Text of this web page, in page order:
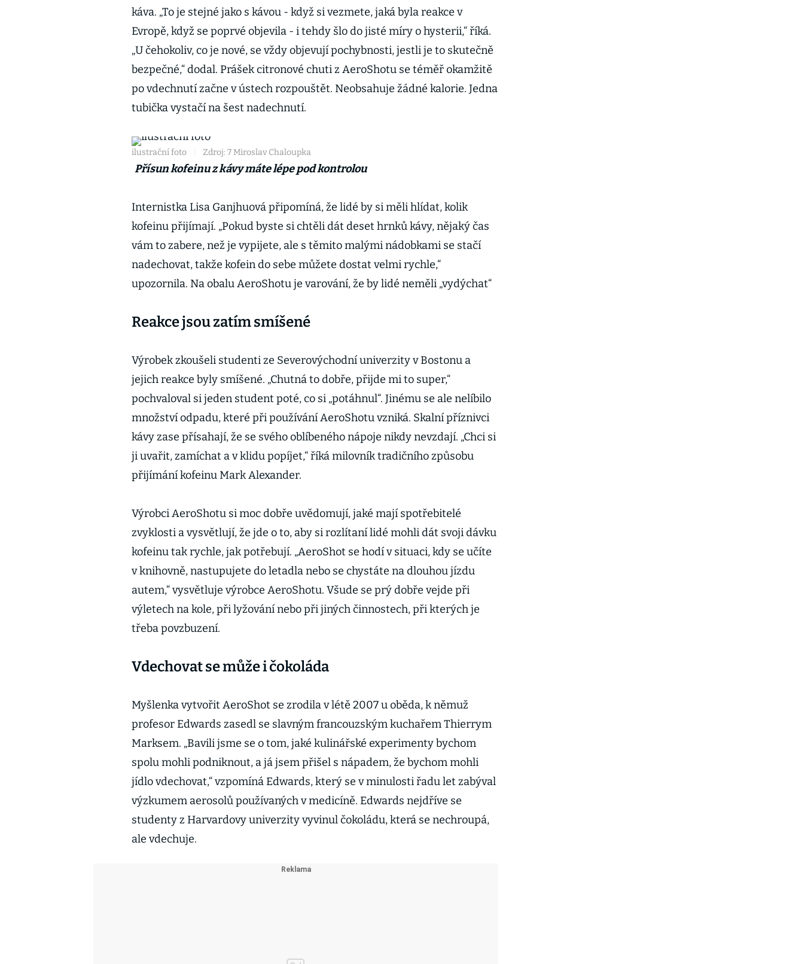
káva. „To je stejné jako s kávou - když si vezmete, jaká byla reakce v
Evropě, když se poprvé objevila - i tehdy šlo do jisté míry o hysterii,“ říká.
„U čehokoliv, co je nové, se vždy objevují pochybnosti, jestli je to skutečně
bezpečné,“ dodal. Prášek citronové chuti z AeroShotu se téměř okamžitě
po vdechnutí začne v ústech rozpouštět. Neobsahuje žádné kalorie. Jedna
tubička vystačí na šest nadechnutí.
ilustrační foto Zdroj: 7 Miroslav Chaloupka
Přísun kofeinu z kávy máte lépe pod kontrolou
Internistka Lisa Ganjhuová připomíná, že lidé by si měli hlídat, kolik
kofeinu přijímají. „Pokud byste si chtěli dát deset hrnků kávy, nějaký čas
vám to zabere, než je vypijete, ale s těmito malými nádobkami se stačí
nadechovat, takže kofein do sebe můžete dostat velmi rychle,“
upozornila. Na obalu AeroShotu je varování, že by lidé neměli „vydýchat“
Reakce jsou zatím smíšené
Výrobek zkoušeli studenti ze Severovýchodní univerzity v Bostonu a
jejich reakce byly smíšené. „Chutná to dobře, přijde mi to super,“
pochvaloval si jeden student poté, co si „potáhnul“. Jinému se ale nelíbilo
množství odpadu, které při používání AeroShotu vzniká. Skalní příznivci
kávy zase přísahají, že se svého oblíbeného nápoje nikdy nevzdají. „Chci si
ji uvařit, zamíchat a v klidu popíjet,“ říká milovník tradičního způsobu
přijímání kofeinu Mark Alexander.
Výrobci AeroShotu si moc dobře uvědomují, jaké mají spotřebitelé
zvyklosti a vysvětlují, že jde o to, aby si rozlítaní lidé mohli dát svoji dávku
kofeinu tak rychle, jak potřebují. „AeroShot se hodí v situaci, kdy se učíte
v knihovně, nastupujete do letadla nebo se chystáte na dlouhou jízdu
autem,“ vysvětluje výrobce AeroShotu. Všude se prý dobře vejde při
výletech na kole, při lyžování nebo při jiných činnostech, při kterých je
třeba povzbuzení.
Vdechovat se může i čokoláda
Myšlenka vytvořit AeroShot se zrodila v létě 2007 u oběda, k němuž
profesor Edwards zasedl se slavným francouzským kuchařem Thierrym
Marksem. „Bavili jsme se o tom, jaké kulinářské experimenty bychom
spolu mohli podniknout, a já jsem přišel s nápadem, že bychom mohli
jídlo vdechovat,“ vzpomíná Edwards, který se v minulosti řadu let zabýval
výzkumem aerosolů používaných v medicíně. Edwards nejdříve se
studenty z Harvardovy univerzity vyvinul čokoládu, která se nechroupá,
ale vdechuje.